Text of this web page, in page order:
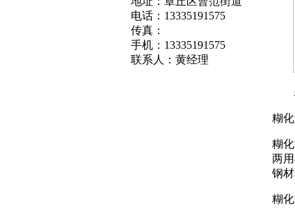
电话：13335191575
传真：
手机：13335191575
联系人：黄经理
糊
糊
两
钢
糊